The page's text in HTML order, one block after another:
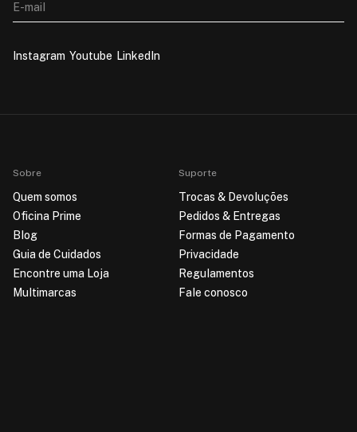
E-mail
Instagram Youtube LinkedIn
Sobre
Quem somos
Oficina Prime
Blog
Guia de Cuidados
Encontre uma Loja
Multimarcas
Suporte
Trocas & Devoluções
Pedidos & Entregas
Formas de Pagamento
Privacidade
Regulamentos
Fale conosco